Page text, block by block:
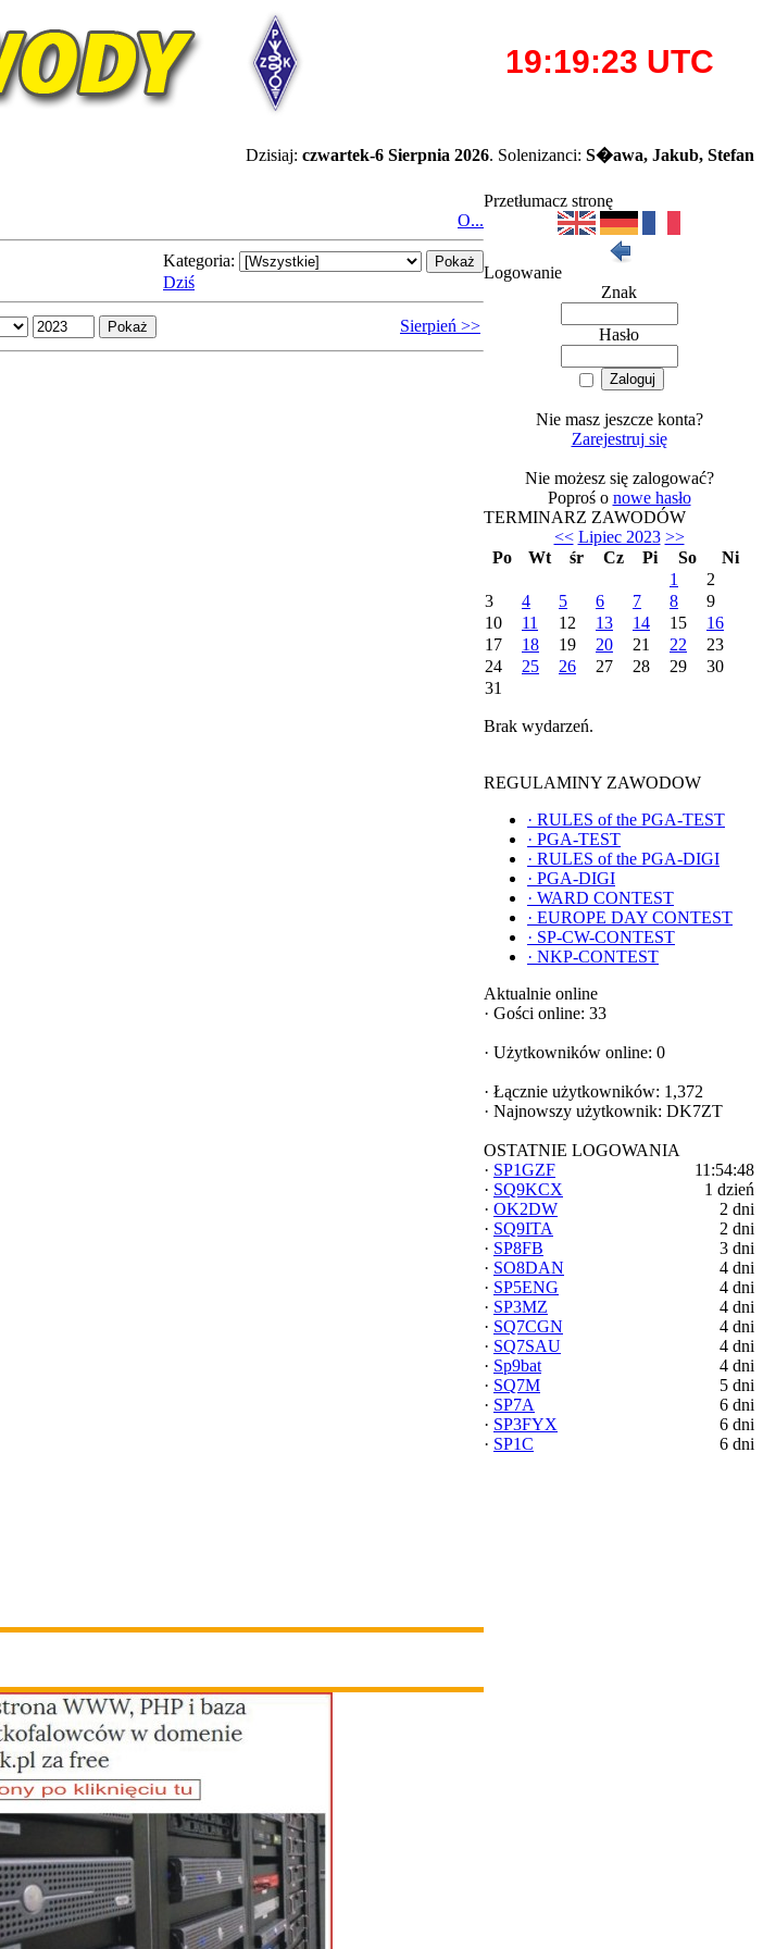
Dzisiaj: czwartek-6 Sierpnia 2026. Solenizanci: S�awa, Jakub, Stefan
O...
Kategoria:
Dziś
Sierpień >>
Przetłumacz stronę
Logowanie
Znak
Hasło
Nie masz jeszcze konta?
Zarejestruj się
Nie możesz się zalogować?
Poproś o nowe hasło
TERMINARZ ZAWODÓW
<< Lipiec 2023 >>
Po
Wt śr Cz Pi So
Ni
1
2
3
4 5 6 7 8
9
10
11 12 13 14 15
16
17
18 19 20 21 22
23
24
25 26 27 28 29
30
31
Brak wydarzeń.
REGULAMINY ZAWODOW
· RULES of the PGA-TEST
· PGA-TEST
· RULES of the PGA-DIGI
· PGA-DIGI
· WARD CONTEST
· EUROPE DAY CONTEST
· SP-CW-CONTEST
· NKP-CONTEST
Aktualnie online
· Gości online: 33
· Użytkowników online: 0
· Łącznie użytkowników: 1,372
· Najnowszy użytkownik: DK7ZT
OSTATNIE LOGOWANIA
· SP1GZF
11:54:48
· SQ9KCX
1 dzień
· OK2DW
2 dni
· SQ9ITA
2 dni
· SP8FB
3 dni
· SO8DAN
4 dni
· SP5ENG
4 dni
· SP3MZ
4 dni
· SQ7CGN
4 dni
· SQ7SAU
4 dni
· Sp9bat
4 dni
· SQ7M
5 dni
· SP7A
6 dni
· SP3FYX
6 dni
· SP1C 6 dni